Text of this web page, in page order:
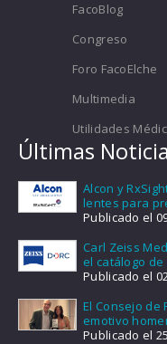
FacoBlog
Congreso
Foro FacoElche
Multimedia
Utilidades
Últimas
Alcon y
lentes para
Publicado el
Carl Zeiss
el catálogo de
Publicado el
El Consejo de
emotivo
Publicado el